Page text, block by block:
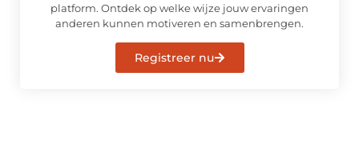
platform. Ontdek op welke wijze jouw ervaringen
anderen kunnen motiveren en samenbrengen.
Registreer nu